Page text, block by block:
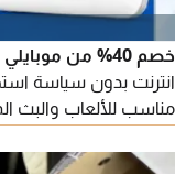
انترنت بدون سياسة
مناسب للألعاب والبث